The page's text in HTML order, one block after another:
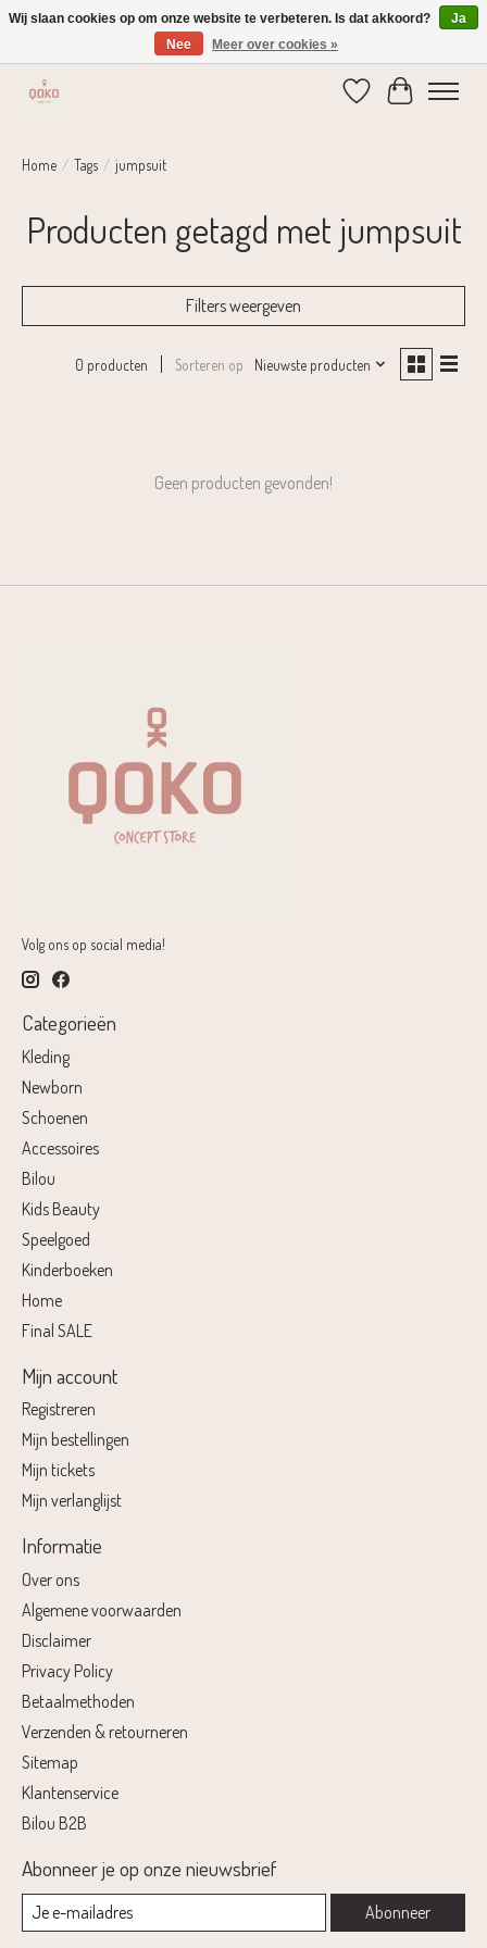
Verzending 1-2 dagen | Gratis verzending vanaf € 75,-
Verlanglijst
Home / Tags / jumpsuit
Producten getagd met jumpsuit
Filters weergeven
0 producten Sorteren op Nieuwste producten
Geen producten gevonden!
Volg ons op social media!
Categorieën
Kleding
Newborn
Schoenen
Accessoires
Bilou
Kids Beauty
Speelgoed
Kinderboeken
Home
Final SALE
Mijn account
Registreren
Mijn bestellingen
Mijn tickets
Mijn verlanglijst
Informatie
Over ons
Algemene voorwaarden
Disclaimer
Privacy Policy
Betaalmethoden
Verzenden & retourneren
Sitemap
Klantenservice
Bilou B2B
Abonneer je op onze nieuwsbrief
Abonneer
Wij slaan cookies op om onze website te verbeteren. Is dat akkoord?
Ja
Nee
Meer over cookies »